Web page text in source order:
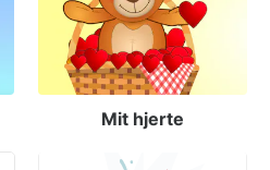
Mit hjerte